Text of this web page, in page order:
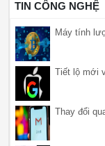
TIN CÔNG NGHỆ
Máy tính
Tiết lộ mới
Thay đổi